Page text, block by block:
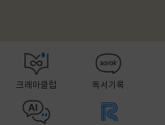
크레마클럽 독서기록